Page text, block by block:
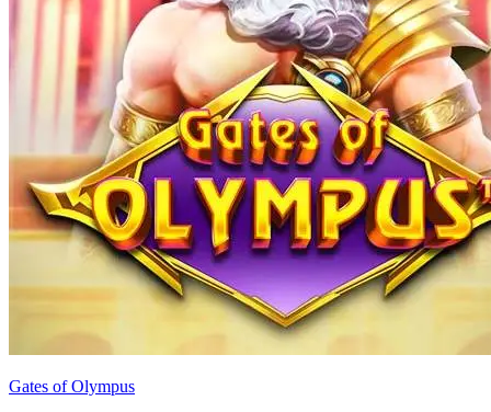
Gates of Olympus